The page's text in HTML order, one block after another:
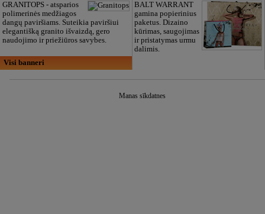
GRANITOPS - atsparios
polimerinės medžiagos
dangų paviršiams. Suteikia paviršiui
elegantišką granito išvaizdą, gero
naudojimo ir priežiūros savybes.
BALT WARRANT
gamina popierinius
paketus. Dizaino
kūrimas, saugojimas
ir pristatymas urmu
dalimis.
Visi banneri
Manas sīkdatnes